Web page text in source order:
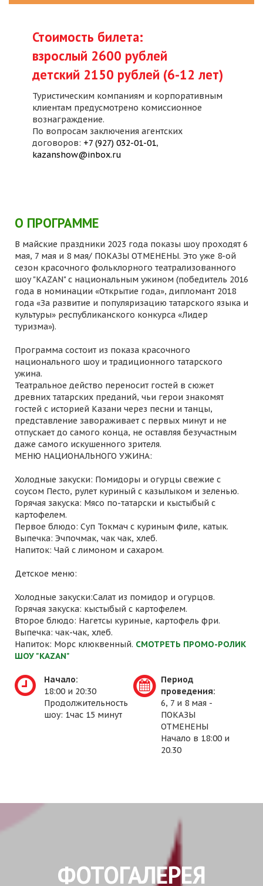
Стоимость билета:
взрослый 2600 рублей
детский 2150 рублей (6-12 лет)
Туристическим компаниям и корпоративным
клиентам предусмотрено комиссионное
вознаграждение.
По вопросам заключения агентских
договоров: +7 (927) 032-01-01,
kazanshow@inbox.ru
О ПРОГРАММЕ
В майские праздники 2023 года показы шоу проходят 6
мая, 7 мая и 8 мая/ ПОКАЗЫ ОТМЕНЕНЫ. Это уже 8-ой
сезон красочного фольклорного театрализованного
шоу "KAZAN" с национальным ужином (победитель 2016
года в номинации «Открытие года», дипломант 2018
года «За развитие и популяризацию татарского языка и
культуры» республиканского конкурса «Лидер
туризма»).
Программа состоит из показа красочного
национального шоу и традиционного татарского
ужина.
Театральное действо переносит гостей в сюжет
древних татарских преданий, чьи герои знакомят
гостей с историей Казани через песни и танцы,
представление завораживает с первых минут и не
отпускает до самого конца, не оставляя безучастным
даже самого искушенного зрителя.
МЕНЮ НАЦИОНАЛЬНОГО УЖИНА:
Холодные закуски: Помидоры и огурцы свежие с
соусом Песто, рулет куриный с казылыком и зеленью.
Горячая закуска: Мясо по-татарски и кыстыбый с
картофелем.
Первое блюдо: Суп Токмач с куриным филе, катык.
Выпечка: Эчпочмак, чак чак, хлеб.
Напиток: Чай с лимоном и сахаром.
Детское меню:
Холодные закуски:Салат из помидор и огурцов.
Горячая закуска: кыстыбый с картофелем.
Второе блюдо: Нагетсы куриные, картофель фри.
Выпечка: чак-чак, хлеб.
Напиток: Морс клюквенный. СМОТРЕТЬ ПРОМО-РОЛИК
ШОУ "KAZAN"
Начало:
18:00 и 20:30
Продолжительность
шоу: 1час 15 минут
Период
проведения:
6, 7 и 8 мая -
ПОКАЗЫ
ОТМЕНЕНЫ
Начало в 18:00 и
20.30
ФОТОГАЛЕРЕЯ